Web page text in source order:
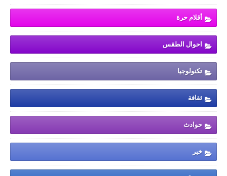
أقلام حرة
احوال الطقس
تكنولوجيا
ثقافة
حوادث
خبر